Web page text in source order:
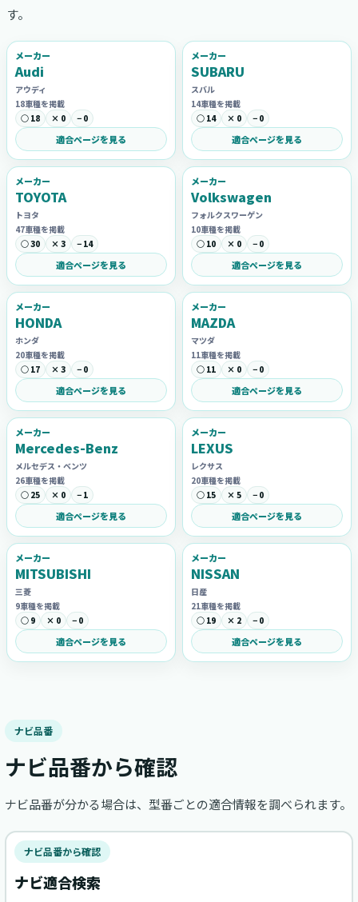
す。
メーカー
Audi
アウディ
18車種を掲載
○ 18
× 0 − 0
適合ページを見る
メーカー
SUBARU
スバル
14車種を掲載
○ 14
× 0 − 0
適合ページを見る
メーカー
TOYOTA
トヨタ
47車種を掲載
○ 30
× 3 − 14
適合ページを見る
メーカー
Volkswagen
フォルクスワーゲン
10車種を掲載
○ 10
× 0 − 0
適合ページを見る
メーカー
HONDA
ホンダ
20車種を掲載
○ 17
× 3 − 0
適合ページを見る
メーカー
MAZDA
マツダ
11車種を掲載
○ 11
× 0 − 0
適合ページを見る
メーカー
Mercedes-Benz
メルセデス・ベンツ
26車種を掲載
○ 25
× 0 − 1
適合ページを見る
メーカー
LEXUS
レクサス
20車種を掲載
○ 15
× 5 − 0
適合ページを見る
メーカー
MITSUBISHI
三菱
9車種を掲載
○ 9
× 0 − 0
適合ページを見る
メーカー
NISSAN
日産
21車種を掲載
○ 19
× 2 − 0
適合ページを見る
ナビ品番
ナビ品番から確認
ナビ品番が分かる場合は、型番ごとの適合情報を調べられます。
ナビ品番から確認
ナビ適合検索